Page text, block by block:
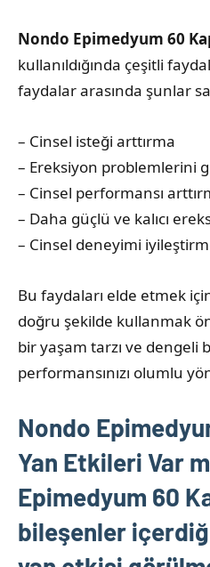
Nondo Epimedyum 60
kullanıldığında çeşitli
faydalar arasında şunlar
– Cinsel isteği arttırma
– Ereksiyon problemlerini
– Cinsel performansı
– Daha güçlü ve kalıcı
– Cinsel deneyimi
Bu faydaları elde etmek
doğru şekilde kullanmak
bir yaşam tarzı ve dengeli
performansınızı olumlu
Nondo
Yan Etkileri Var
Epimedyum 60
bileşenler